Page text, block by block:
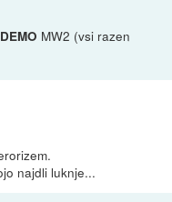
DEMO MW2 (vsi razen
najdli luknje...